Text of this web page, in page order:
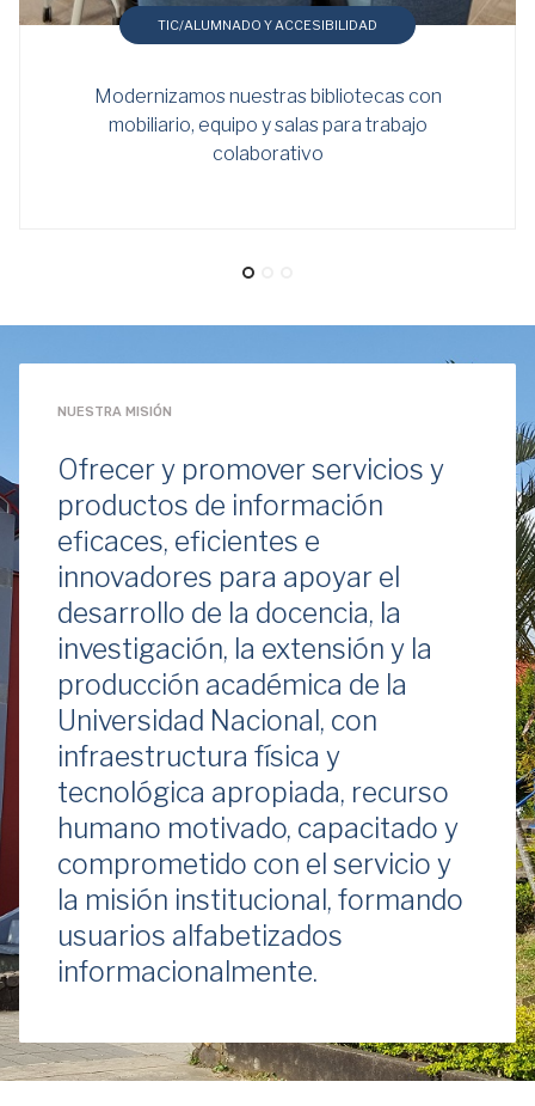
TIC/ALUMNADO Y ACCESIBILIDAD
Modernizamos nuestras bibliotecas con
mobiliario, equipo y salas para trabajo
colaborativo
NUESTRA MISIÓN
Ofrecer y promover servicios y
productos de información
eficaces, eficientes e
innovadores para apoyar el
desarrollo de la docencia, la
investigación, la extensión y la
producción académica de la
Universidad Nacional, con
infraestructura física y
tecnológica apropiada, recurso
humano motivado, capacitado y
comprometido con el servicio y
la misión institucional, formando
usuarios alfabetizados
informacionalmente.